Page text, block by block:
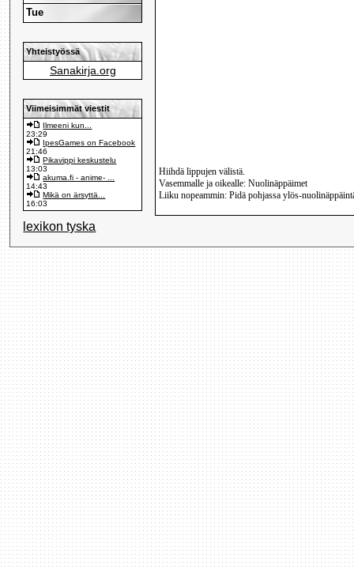
Tue
Yhteistyössä
Sanakirja.org
Viimeisimmät viestit
Ilmeeni kun...
23:29
IpesGames on Facebook
21:46
Pikavippi keskustelu
13:03
akuma.fi - anime- ...
14:43
Mikä on ärsyttä...
16:03
Hiihdä lippujen välistä.
Vasemmalle ja oikealle: Nuolinäppäimet
Liiku nopeammin: Pidä pohjassa ylös-
lexikon tyska